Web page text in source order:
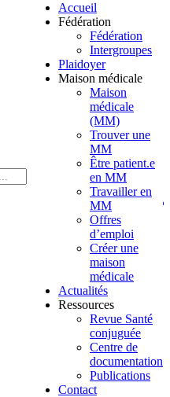
Accueil
Fédération
Fédération
Intergroupes
Plaidoyer
Maison médicale
Maison
médicale
(MM)
Trouver une
MM
Être patient.e
en MM
Travailler en
MM
Offres
d’emploi
Créer une
maison
médicale
Actualités
Ressources
Revue Santé
conjuguée
Centre de
documentation
Publications
Contact